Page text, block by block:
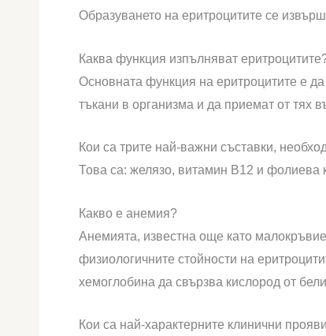
Образуването на еритроцитите се
Каква функция изпълняват
Основната функция на еритроцитите е
тъкани в организма и да приемат от тях
Кои са трите най-важни съставки,
Това са: желязо, витамин В12 и фолиева
Какво е анемия?
Анемията, известна още като
физиологичните стойности на
хемоглобина да свързва кислород от
Кои са най-характерните клинични